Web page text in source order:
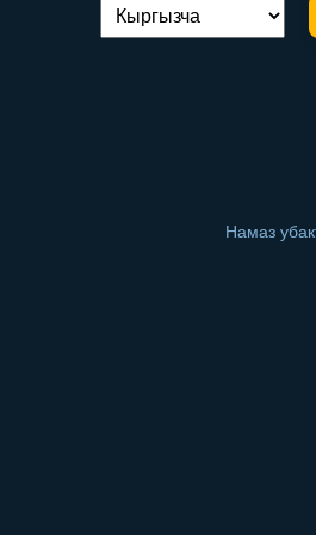
Тилди алмаштыруу:
Намаз